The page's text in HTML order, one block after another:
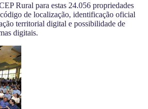
Rural para estas 24.056 propriedades
de localização, identificação oficial
territorial digital e possibilidade de
digitais.